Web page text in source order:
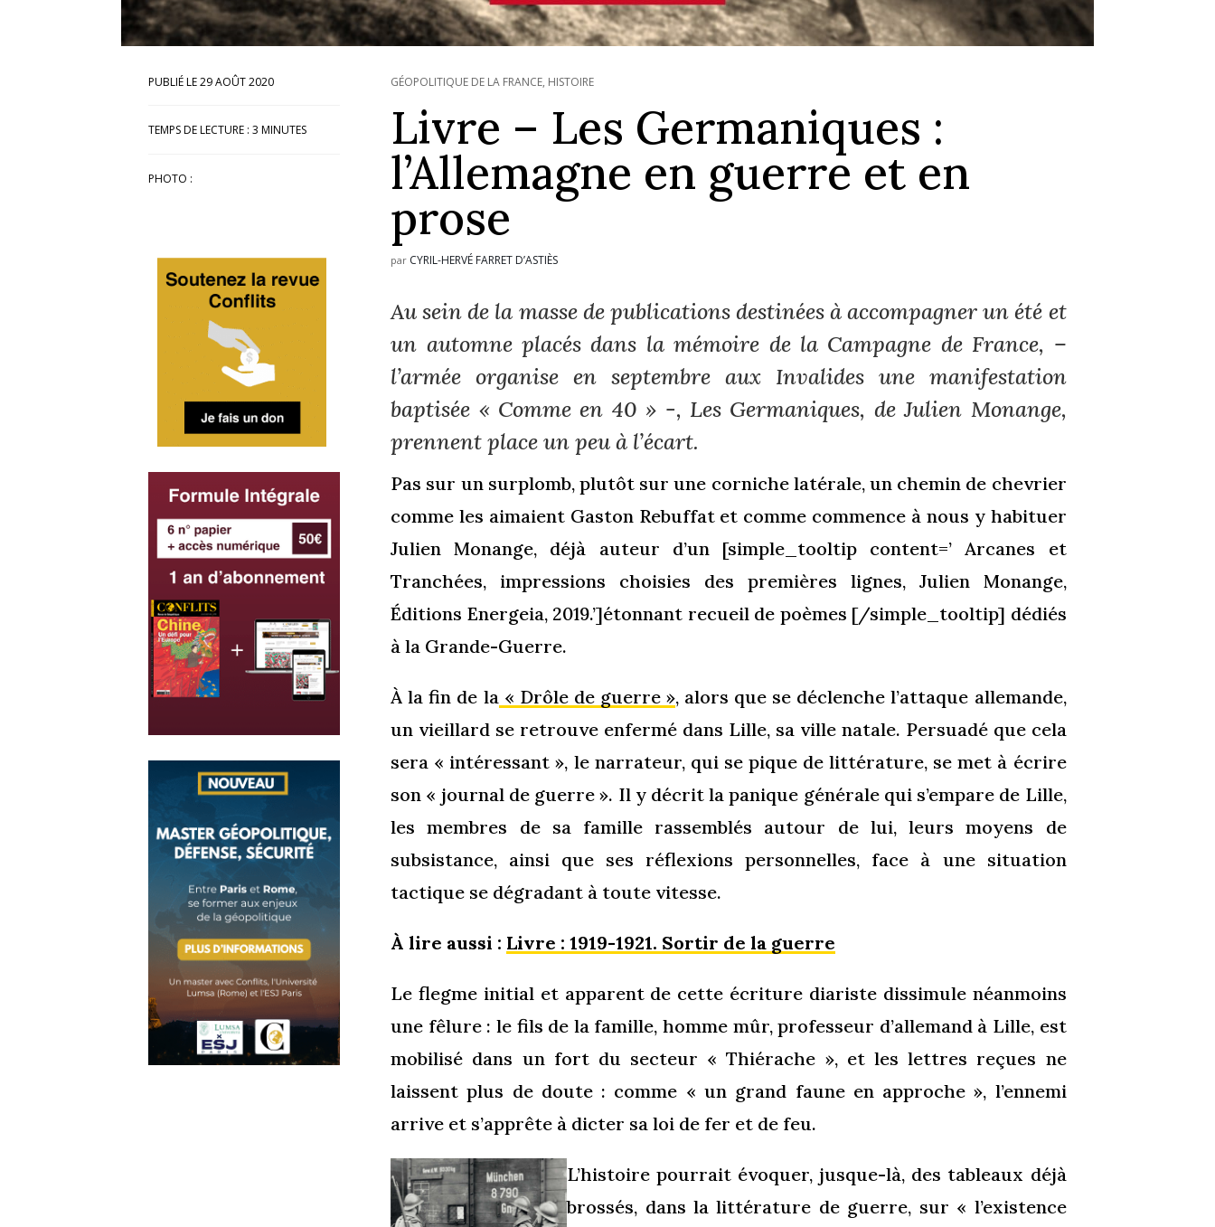
29 AOÛT 2020
TEMPS DE LECTURE : 3 MINUTES
PHOTO :
GÉOPOLITIQUE DE LA FRANCE, HISTOIRE
Livre – Les Germaniques :
l’Allemagne en guerre et en
prose
par CYRIL-HERVÉ FARRET D’ASTIÈS
Au sein de la masse de publications destinées à accompagner un été et
un automne placés dans la mémoire de la Campagne de France, –
l’armée organise en septembre aux Invalides une manifestation
baptisée « Comme en 40 » -, Les Germaniques, de Julien Monange,
prennent place un peu à l’écart.
Pas sur un surplomb, plutôt sur une corniche latérale, un chemin de chevrier
comme les aimaient Gaston Rebuffat et comme commence à nous y habituer
Julien Monange, déjà auteur d’un [simple_tooltip content=’ Arcanes et
Tranchées, impressions choisies des premières lignes, Julien Monange,
Éditions Energeia, 2019.’]étonnant recueil de poèmes [/simple_tooltip] dédiés
à la Grande-Guerre.
À la fin de la« Drôle de guerre », alors que se déclenche l’attaque allemande,
un vieillard se retrouve enfermé dans Lille, sa ville natale. Persuadé que cela
sera « intéressant », le narrateur, qui se pique de littérature, se met à écrire
son « journal de guerre ». Il y décrit la panique générale qui s’empare de Lille,
les membres de sa famille rassemblés autour de lui, leurs moyens de
subsistance, ainsi que ses réflexions personnelles, face à une situation
tactique se dégradant à toute vitesse.
À lire aussi : Livre : 1919-1921. Sortir de la guerre
Le flegme initial et apparent de cette écriture diariste dissimule néanmoins
une fêlure : le fils de la famille, homme mûr, professeur d’allemand à Lille, est
mobilisé dans un fort du secteur « Thiérache », et les lettres reçues ne
laissent plus de doute : comme « un grand faune en approche », l’ennemi
arrive et s’apprête à dicter sa loi de fer et de feu.
L’histoire pourrait évoquer, jusque-là, des tableaux déjà
brossés, dans la littérature de guerre, sur « l’existence